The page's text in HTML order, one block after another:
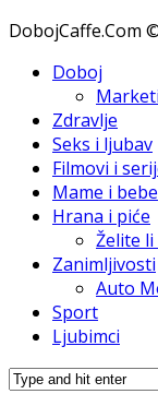
DobojCaffe.Com
Doboj
Zdravlje
Seks i ljubav
Filmovi i
Mame i bebe
Hrana i piće
Želite li
Zanimljivosti
Auto
Sport
Ljubimci